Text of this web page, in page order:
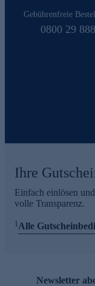
Gebührenfreie
0800 29
Ihre
Einfach einlösen
volle Transparenz.
1Alle
Newsletter